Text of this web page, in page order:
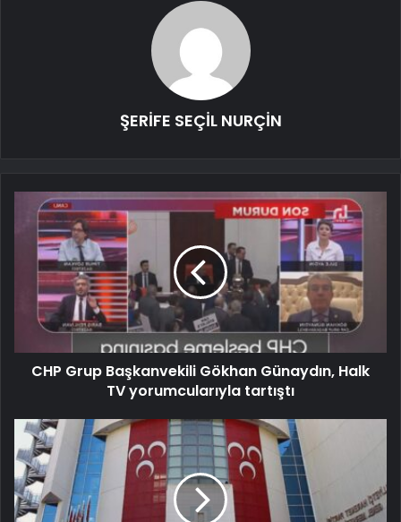
ŞERİFE SEÇİL NURÇİN
CHP Grup Başkanvekili Gökhan Günaydın, Halk
TV yorumcularıyla tartıştı